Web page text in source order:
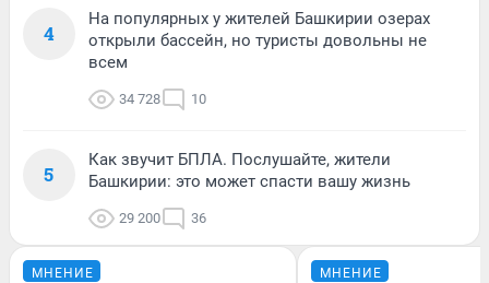
4
На популярных у жителей Башкирии озерах
открыли бассейн, но туристы довольны не
всем
34 728 10
5
Как звучит БПЛА. Послушайте, жители
Башкирии: это может спасти вашу жизнь
29 200 36
МНЕНИЕ МНЕНИЕ